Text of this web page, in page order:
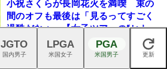
小祝さくらが長岡花火を満喫 束の
間のオフも最後は「見るってすごく
過酷だなぁ」【女子ツアーの“ヒト
ネタ”】
閉じる
JGTO
国内男子
LPGA
米国女子
PGA
米国男子 更新